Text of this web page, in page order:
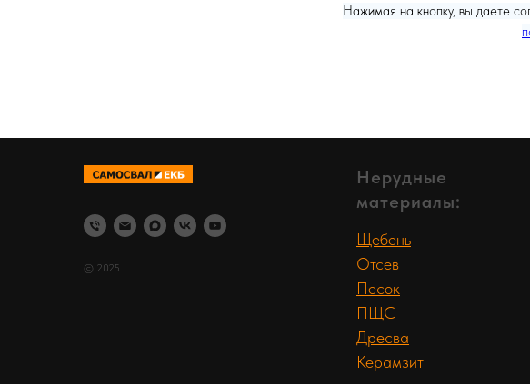
Нажимая на кнопку, вы даете
© 2025
Нерудные
материалы:
Щебень
Отсев
Песок
ПЩС
Дресва
Керамзит